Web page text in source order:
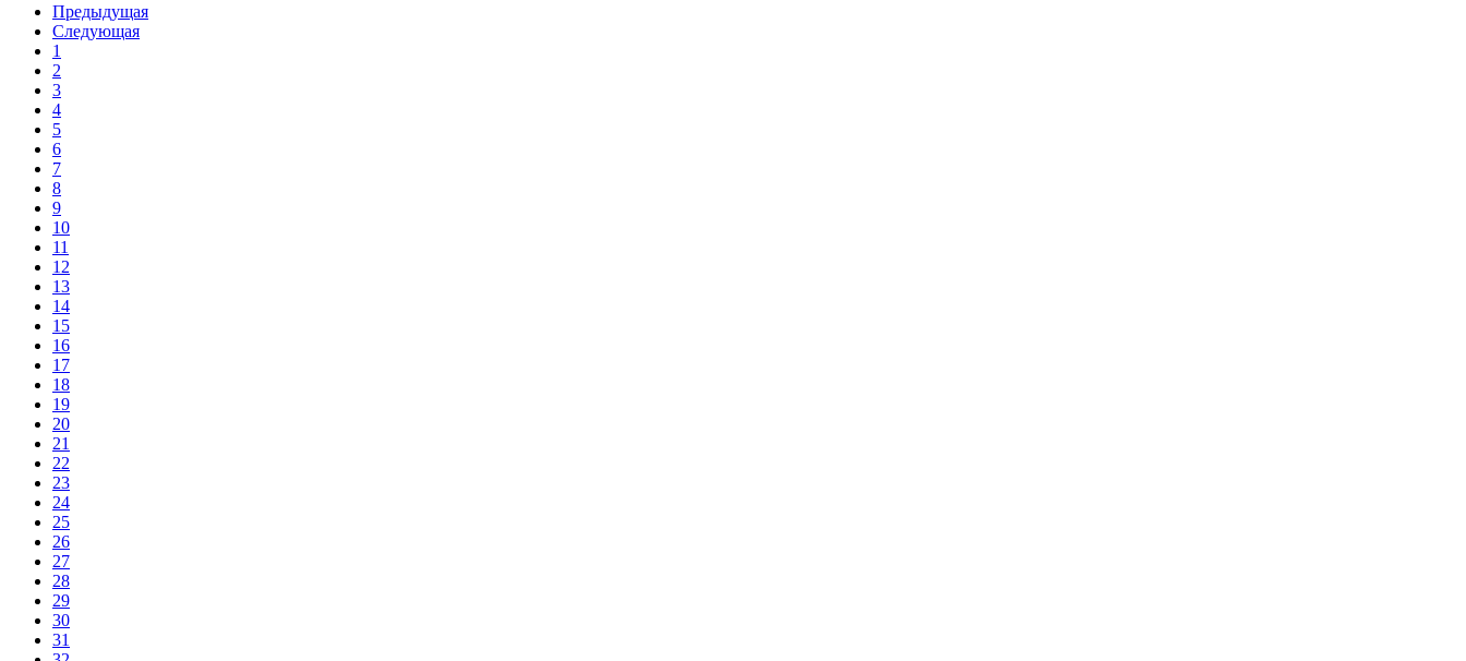
Предыдущая
Следующая
1
2
3
4
5
6
7
8
9
10
11
12
13
14
15
16
17
18
19
20
21
22
23
24
25
26
27
28
29
30
31